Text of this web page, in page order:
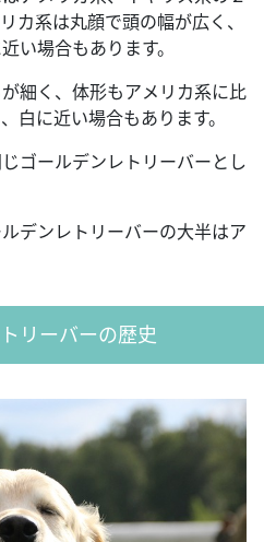
カ系は丸顔で頭の幅が広く、
い場合もあります。
細く、体形もアメリカ系に比
白に近い場合もあります。
ゴールデンレトリーバーとし
デンレトリーバーの大半はア
リーバーの歴史